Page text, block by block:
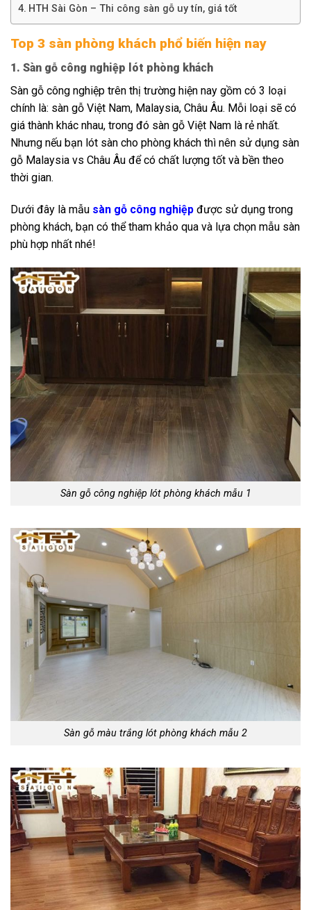
HTH Sài Gòn – Thi công sàn gỗ uy tín, giá tốt
Top 3 sàn phòng khách phổ biến hiện nay
1. Sàn gỗ công nghiệp lót phòng khách
Sàn gỗ công nghiệp trên thị trường hiện nay gồm có 3 loại
chính là: sàn gỗ Việt Nam, Malaysia, Châu Âu. Mỗi loại sẽ có
giá thành khác nhau, trong đó sàn gỗ Việt Nam là rẻ nhất.
Nhưng nếu bạn lót sàn cho phòng khách thì nên sử dụng sàn
gỗ Malaysia vs Châu Âu để có chất lượng tốt và bền theo
thời gian.
Dưới đây là mẫu sàn gỗ công nghiệp được sử dụng trong
phòng khách, bạn có thể tham khảo qua và lựa chọn mẫu sàn
phù hợp nhất nhé!
Sàn gỗ công nghiệp lót phòng khách mẫu 1
Sàn gỗ màu trắng lót phòng khách mẫu 2